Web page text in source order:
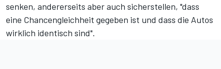
senken, andererseits aber auch sicherstellen, "dass
eine Chancengleichheit gegeben ist und dass die Autos
wirklich identisch sind".